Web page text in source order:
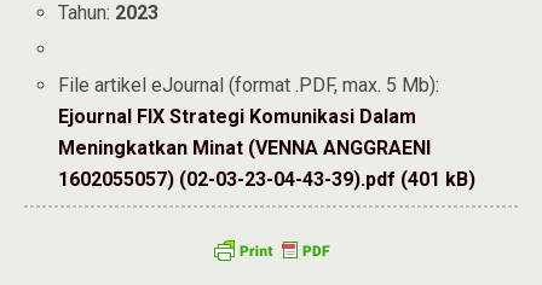
Tahun: 2023
File artikel eJournal (format .PDF, max. 5 Mb):
Ejournal FIX Strategi Komunikasi Dalam
Meningkatkan Minat (VENNA ANGGRAENI
1602055057) (02-03-23-04-43-39).pdf (401 kB)